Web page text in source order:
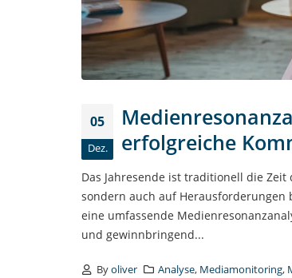
05
Dez.
erfolgreiche
Das Jahresende ist traditionell die
sondern auch auf Herausforderungen
eine umfassende
und gewinnbringend...
Byoliver Analyse, Mediamonitoring,